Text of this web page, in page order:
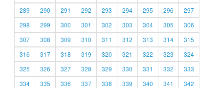
289
290 291 292 293 294 295 296
297
298
299 300 301 302 303 304 305
306
307
308 309 310 311 312 313 314
315
316
317 318 319 320 321 322 323
324
325
326 327 328 329 330 331 332
333
334
335 336 337 338 339 340 341 342